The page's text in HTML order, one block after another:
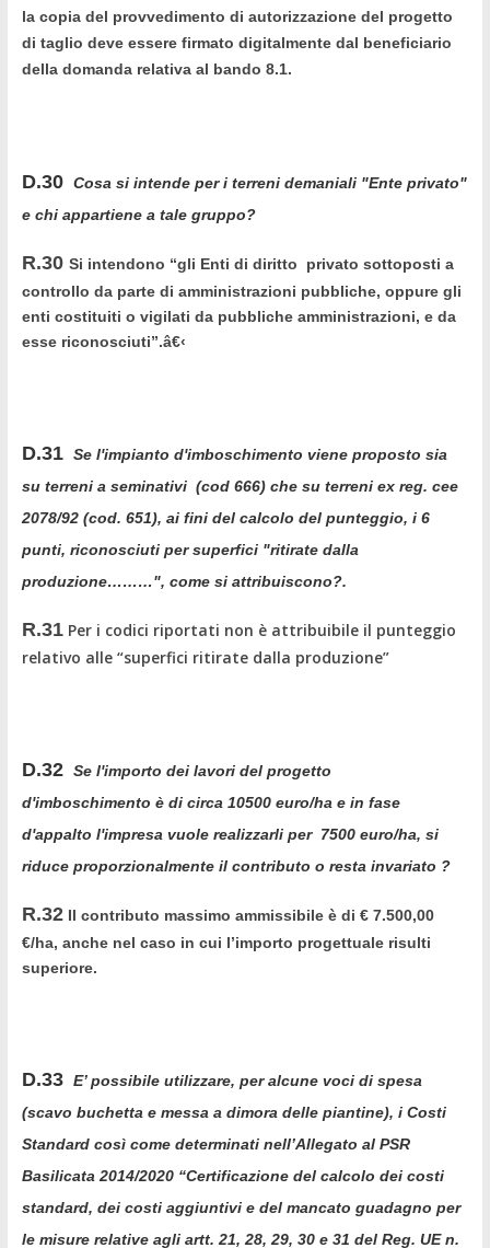
la copia del provvedimento di autorizzazione del progetto
di taglio deve essere firmato digitalmente dal beneficiario
della domanda relativa al bando 8.1.
D.30 Cosa si intende per i terreni demaniali "Ente privato"
e chi appartiene a tale gruppo?
R.30 Si intendono “gli Enti di diritto privato sottoposti a
controllo da parte di amministrazioni pubbliche, oppure gli
enti costituiti o vigilati da pubbliche amministrazioni, e da
esse riconosciuti”.â€‹
D.31 Se l'impianto d'imboschimento viene proposto sia
su terreni a seminativi (cod 666) che su terreni ex reg. cee
2078/92 (cod. 651), ai fini del calcolo del punteggio, i 6
punti, riconosciuti per superfici "ritirate dalla
produzione………", come si attribuiscono?.
R.31 Per i codici riportati non è attribuibile il punteggio
relativo alle “superfici ritirate dalla produzione”
D.32 Se l'importo dei lavori del progetto
d'imboschimento è di circa 10500 euro/ha e in fase
d'appalto l'impresa vuole realizzarli per 7500 euro/ha, si
riduce proporzionalmente il contributo o resta invariato ?
R.32Il contributo massimo ammissibile è di € 7.500,00
€/ha, anche nel caso in cui l’importo progettuale risulti
superiore.
D.33 E’ possibile utilizzare, per alcune voci di spesa
(scavo buchetta e messa a dimora delle piantine), i Costi
Standard così come determinati nell’Allegato al PSR
Basilicata 2014/2020 “Certificazione del calcolo dei costi
standard, dei costi aggiuntivi e del mancato guadagno per
le misure relative agli artt. 21, 28, 29, 30 e 31 del Reg. UE n.